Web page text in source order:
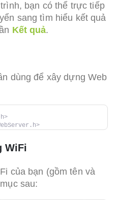
bạn có thể trực tiếp
sang tìm hiểu kết quả
Kết quả.
dùng để xây dựng Web
WiFi
của bạn (gồm tên và
sau: